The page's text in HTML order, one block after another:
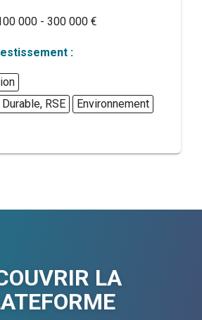
000 - 300 000 €
:
RSE
Environnement
LA